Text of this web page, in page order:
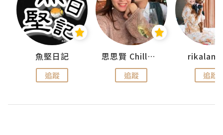
魚堅日記
追蹤
思思賢 ChillMyBabe
追蹤 追蹤